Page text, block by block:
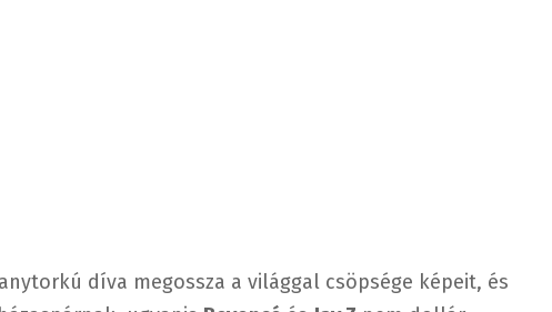
díva megossza a világgal csöpsége képeit, és